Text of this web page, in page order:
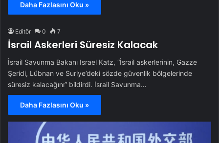
Daha Fazlasını Oku »
Editör 0 7
İsrail Askerleri Süresiz Kalacak
İsrail Savunma Bakanı Israel Katz, “İsrail askerlerinin, Gazze
Şeridi, Lübnan ve Suriye’deki sözde güvenlik bölgelerinde
süresiz kalacağını” bildirdi. İsrail Savunma…
Daha Fazlasını Oku »